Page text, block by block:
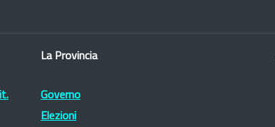
La Provincia
Governo
Elezioni